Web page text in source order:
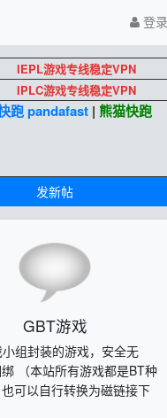
登录
IEPL游戏专线稳定VPN
IPLC游戏专线稳定VPN
跑 pandafast| 熊猫快跑
发新帖
GBT游戏
组封装的游戏，安全无
（本站所有游戏都是BT种
可以自行转换为磁链接下